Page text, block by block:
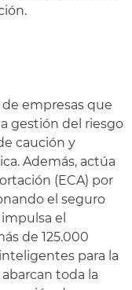
empresas que
gestión del riesgo
caución y
Además, actúa
(ECA) por
el seguro
el
de 125.000
para la
toda la